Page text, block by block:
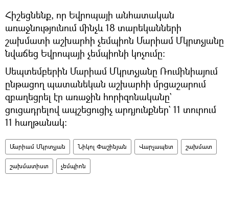
Հիշեցնենք, որ Եվրոպայի անհատական
առաջնությունում մինչև 18 տարեկանների
շախմատի աշխարհի չեմպիոն Մարիամ Մկրտչյանը
նվաճեց Եվրոպայի չեմպիոնի կոչումը։
Սեպտեմբերին Մարիամ Մկրտչյանը Ռումինիայում
ընթացող պատանեկան աշխարհի մրցաշարում
զբաղեցրել էր առաջին հորիզոնականը`
ցուցադրելով ապշեցուցիչ արդյունքներ` 11 տուրում
11 հաղթանակ։
Մարիամ Մկրտչյան Նիկոլ Փաշինյան Վարչապետ շախմատ
շախմատիստ չեմպիոն